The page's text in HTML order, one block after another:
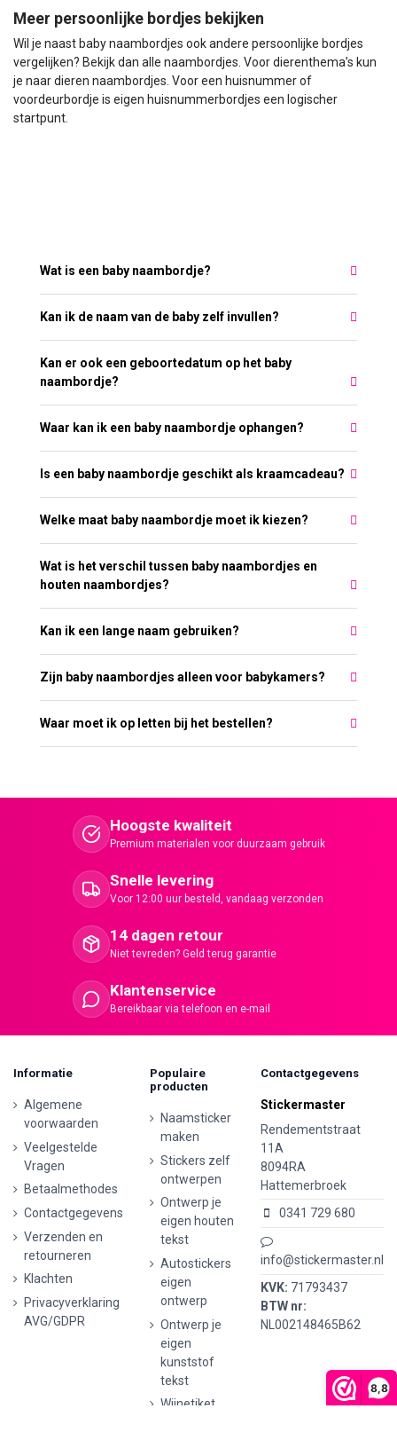
8,8
Meer persoonlijke bordjes bekijken
Wil je naast baby naambordjes ook andere persoonlijke bordjes
vergelijken? Bekijk dan alle naambordjes . Voor dierenthema’s kun
je naardieren naambordjes . Voor een huisnummer of
voordeurbordje is eigen huisnummerbordjes een logischer
startpunt.
Wat is een baby naambordje?
Kan ik de naam van de baby zelf invullen?
Kan er ook een geboortedatum op het baby
naambordje?
Waar kan ik een baby naambordje ophangen?
Is een baby naambordje geschikt als kraamcadeau?
Welke maat baby naambordje moet ik kiezen?
Wat is het verschil tussen baby naambordjes en
houten naambordjes?
Kan ik een lange naam gebruiken?
Zijn baby naambordjes alleen voor babykamers?
Waar moet ik op letten bij het bestellen?
Hoogste kwaliteit
Premium materialen voor duurzaam gebruik
Snelle levering
Voor 12:00 uur besteld, vandaag verzonden
14 dagen retour
Niet tevreden? Geld terug garantie
Klantenservice
Bereikbaar via telefoon en e-mail
Informatie
Algemene
voorwaarden
Veelgestelde
Vragen
Betaalmethodes
Contactgegevens
Verzenden en
retourneren
Klachten
Privacyverklaring
AVG/GDPR
Populaire
producten
Naamsticker
maken
Stickers zelf
ontwerpen
Ontwerp je
eigen houten
tekst
Autostickers
eigen
ontwerp
Ontwerp je
eigen
kunststof
tekst
Wijnetiket
Contactgegevens
Stickermaster
Rendementstraat
11A
8094RA
Hattemerbroek
0341 729 680
info@stickermaster.nl
KVK: 71793437
BTW nr:
NL002148465B62